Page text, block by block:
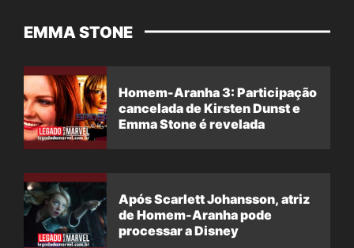
EMMA STONE
Homem-Aranha 3: Participação
cancelada de Kirsten Dunst e
Emma Stone é revelada
Após Scarlett Johansson, atriz
de Homem-Aranha pode
processar a Disney